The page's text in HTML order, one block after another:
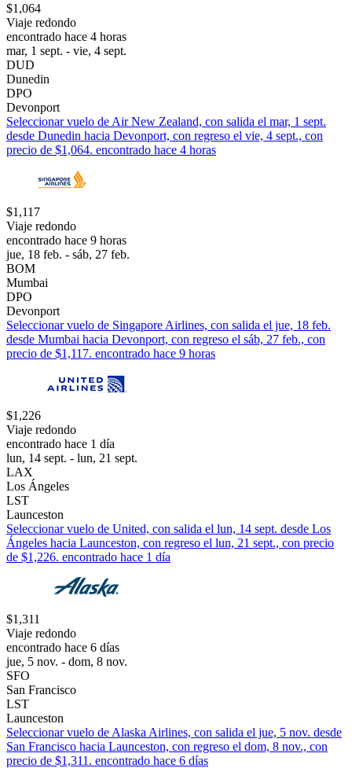
$1,064
Viaje redondo
encontrado hace 4 horas
mar, 1 sept. - vie, 4 sept.
DUD
Dunedin
DPO
Devonport
Seleccionar vuelo de Air New Zealand, con salida el mar, 1 sept.
desde Dunedin hacia Devonport, con regreso el vie, 4 sept., con
precio de $1,064. encontrado hace 4 horas
$1,117
Viaje redondo
encontrado hace 9 horas
jue, 18 feb. - sáb, 27 feb.
BOM
Mumbai
DPO
Devonport
Seleccionar vuelo de Singapore Airlines, con salida el jue, 18 feb.
desde Mumbai hacia Devonport, con regreso el sáb, 27 feb., con
precio de $1,117. encontrado hace 9 horas
$1,226
Viaje redondo
encontrado hace 1 día
lun, 14 sept. - lun, 21 sept.
LAX
Los Ángeles
LST
Launceston
Seleccionar vuelo de United, con salida el lun, 14 sept. desde Los
Ángeles hacia Launceston, con regreso el lun, 21 sept., con precio
de $1,226. encontrado hace 1 día
$1,311
Viaje redondo
encontrado hace 6 días
jue, 5 nov. - dom, 8 nov.
SFO
San Francisco
LST
Launceston
Seleccionar vuelo de Alaska Airlines, con salida el jue, 5 nov. desde
San Francisco hacia Launceston, con regreso el dom, 8 nov., con
precio de $1,311. encontrado hace 6 días